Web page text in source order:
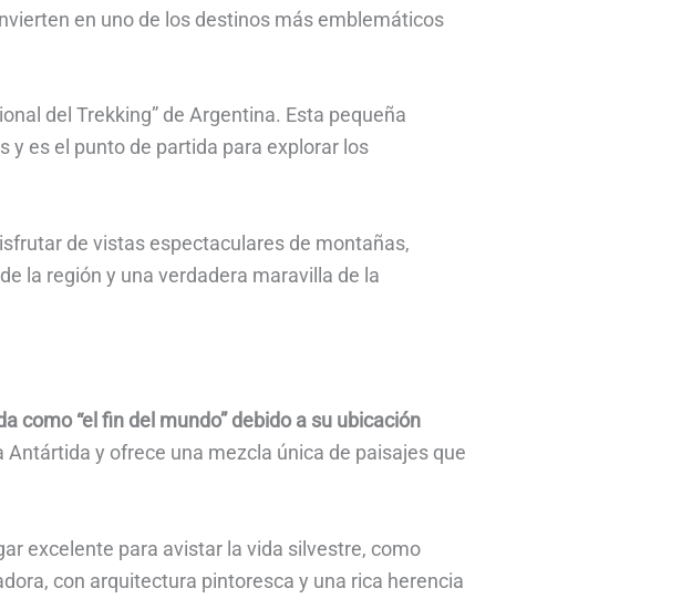
en uno de los destinos más emblemáticos
del Trekking” de Argentina. Esta pequeña
y es el punto de partida para explorar los
de vistas espectaculares de montañas,
la región y una verdadera maravilla de la
como “el fin del mundo” debido a su ubicación
Antártida y ofrece una mezcla única de paisajes que
excelente para avistar la vida silvestre, como
con arquitectura pintoresca y una rica herencia